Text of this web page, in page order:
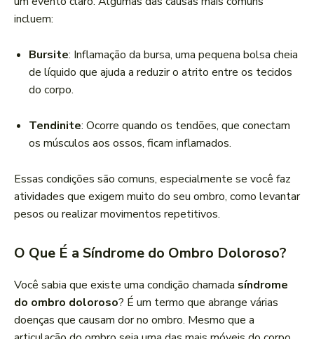
incluem:
Bursite: Inflamação da bursa, uma pequena bolsa cheia
de líquido que ajuda a reduzir o atrito entre os tecidos
do corpo.
Tendinite: Ocorre quando os tendões, que conectam
os músculos aos ossos, ficam inflamados.
Essas condições são comuns, especialmente se você faz
atividades que exigem muito do seu ombro, como levantar
pesos ou realizar movimentos repetitivos.
O Que É a Síndrome do Ombro Doloroso?
Você sabia que existe uma condição chamada síndrome
do ombro doloroso? É um termo que abrange várias
doenças que causam dor no ombro. Mesmo que a